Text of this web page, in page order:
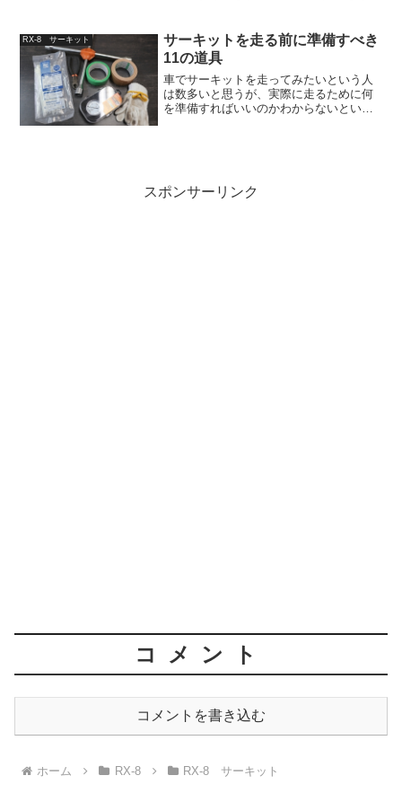
LAP+を使ってその違いを解析してみる。
ついでにTSタ...
RX-8 サーキット
サーキットを走る前に準備すべき
11の道具
車でサーキットを走ってみたいという人
は数多いと思うが、実際に走るために何
を準備すればいいのかわからないという
スポンサーリンク
コメント
コメントを書き込む
ホーム RX-8 RX-8 サーキット